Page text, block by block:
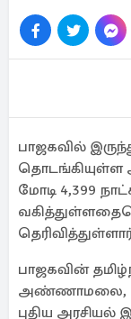
பாஜகவில்
தொடங்கியுள்ள
மோடி 4,399
பாஜகவின்
அண்ணாமலை,
புதிய